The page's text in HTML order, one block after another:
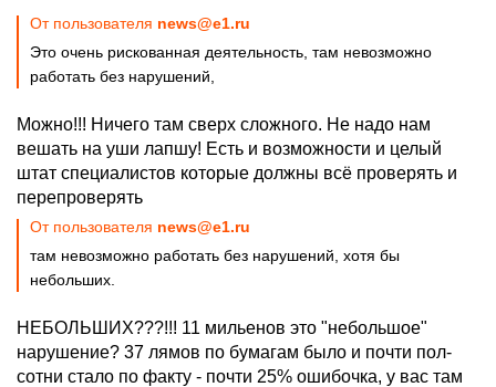
От пользователя news@e1.ru
Это очень рискованная деятельность, там невозможно
работать без нарушений,
Можно!!! Ничего там сверх сложного. Не надо нам
вешать на уши лапшу! Есть и возможности и целый
штат специалистов которые должны всё проверять и
перепроверять
От пользователя news@e1.ru
там невозможно работать без нарушений, хотя бы
небольших.
НЕБОЛЬШИХ???!!! 11 мильенов это "небольшое"
нарушение? 37 лямов по бумагам было и почти пол-
сотни стало по факту - почти 25% ошибочка, у вас там